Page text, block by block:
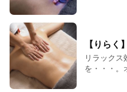
【りら
リラック
を・・・。